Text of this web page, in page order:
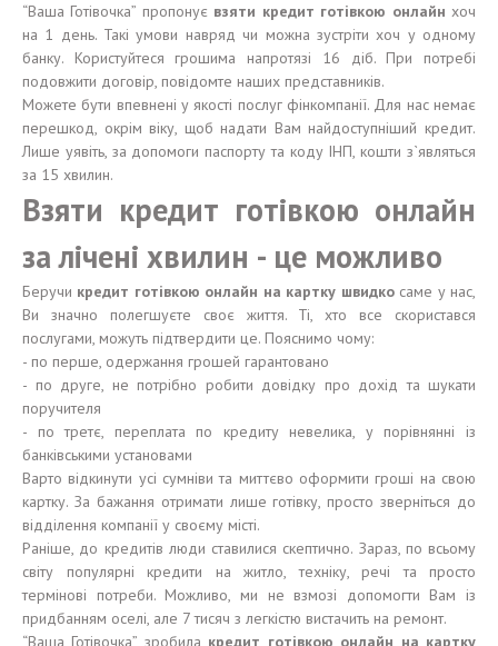
“Ваша Готівочка” пропонує взяти кредит готівкою онлайнхоч
на 1 день. Такі умови навряд чи можна зустріти хоч у одному
банку. Користуйтеся грошима напротязі 16 діб. При потребі
подовжити договір, повідомте наших представників.
Можете бути впевнені у якості послуг фінкомпанії. Для нас немає
перешкод, окрім віку, щоб надати Вам найдоступніший кредит.
Лише уявіть, за допомоги паспорту та коду ІНП, кошти з`являться
за 15 хвилин.
Взяти кредит готівкою онлайн
за лічені хвилин - це можливо
Беручи кредит готівкою онлайн на картку швидко саме у нас,
Ви значно полегшуєте своє життя. Ті, хто все скористався
послугами, можуть підтвердити це. Пояснимо чому:
- по перше, одержання грошей гарантовано
- по друге, не потрібно робити довідку про дохід та шукати
поручителя
- по третє, переплата по кредиту невелика, у порівнянні із
банківськими установами
Варто відкинути усі сумніви та миттєво оформити гроші на свою
картку. За бажання отримати лише готівку, просто зверніться до
відділення компанії у своєму місті.
Раніше, до кредитів люди ставилися скептично. Зараз, по всьому
світу популярні кредити на житло, техніку, речі та просто
термінові потреби. Можливо, ми не взмозі допомогти Вам із
придбанням оселі, але 7 тисяч з легкістю вистачить на ремонт.
“Ваша Готівочка” зробила кредит готівкою онлайн на картку